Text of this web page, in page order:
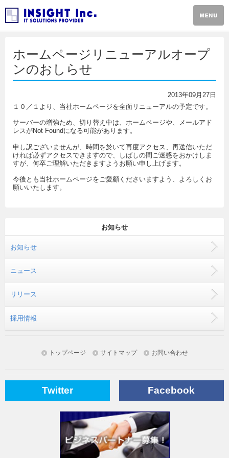
ホームページリニューアルオープ
ンのおしらせ
2013年09月27日
１０／１より、当社ホームページを全面リニューアルの予定です。
サーバーの増強ため、切り替え中は、ホームページや、メールアド
レスがNot Foundになる可能があります。
申し訳ございませんが、時間を於いて再度アクセス、再送信いただ
ければ必ずアクセスできますので、しばしの間ご迷惑をおかけしま
すが、何卒ご理解いただきますようお願い申し上げます。
今後とも当社ホームページをご愛顧くださいますよう、よろしくお
願いいたします。
お知らせ
お知らせ
ニュース
リリース
採用情報
トップページ サイトマップ お問い合わせ
Twitter Facebook